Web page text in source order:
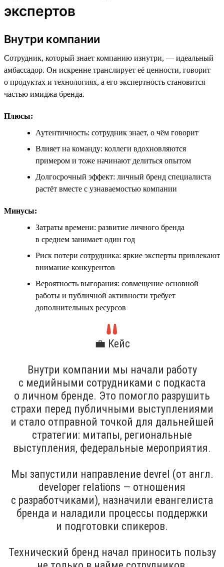
экспертов
Внутри компании
Сотрудник, который знает компанию изнутри, — идеальный
амбассадор. Он искренне транслирует её ценности, говорит
о продуктах и технологиях, а его экспертность становится
частью имиджа бренда.
Плюсы:
Аутентичность: сотрудник знает, о чём говорит
Влияет на команду: коллеги вдохновляются
примером и тоже начинают делиться опытом
Долгосрочный эффект: личный бренд специалиста
растёт вместе с узнаваемостью компании
Минусы:
Затраты времени: развитие личного бренда
в среднем занимает один год
Риск потери сотрудника: яркие эксперты привлекают
внимание конкурентов
Вероятность выгорания: совмещение основной
работы и публичной активности требует
дополнительных ресурсов
💼 Кейс
Внутри компании мы начали работу
с медийными сотрудниками с подкаста
о личном бренде. Это помогло разрушить
страхи перед публичными выступлениями
и стало отправной точкой для дальнейшей
стратегии: митапы, региональные
выступления, федеральные мероприятия.
Мы запустили направление devrel (от англ.
developer relations — отношения
с разработчиками), назначили евангелиста
бренда и наладили процессы поддержки
и подготовки спикеров.
Технический бренд начал приносить пользу